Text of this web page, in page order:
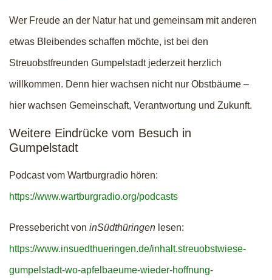
Wer Freude an der Natur hat und gemeinsam mit anderen
etwas Bleibendes schaffen möchte, ist bei den
Streuobstfreunden Gumpelstadt jederzeit herzlich
willkommen. Denn hier wachsen nicht nur Obstbäume –
hier wachsen Gemeinschaft, Verantwortung und Zukunft.
Weitere Eindrücke vom Besuch in
Gumpelstadt
Podcast vom Wartburgradio hören:
https://www.wartburgradio.org/podcasts
Pressebericht von inSüdthüringen lesen:
https://www.insuedthueringen.de/inhalt.streuobstwiese-
gumpelstadt-wo-apfelbaeume-wieder-hoffnung-